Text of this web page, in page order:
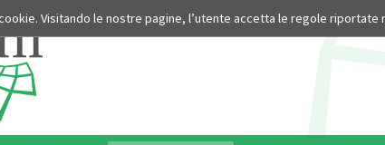
Visitando le nostre pagine, l’utente accetta le regole riportate